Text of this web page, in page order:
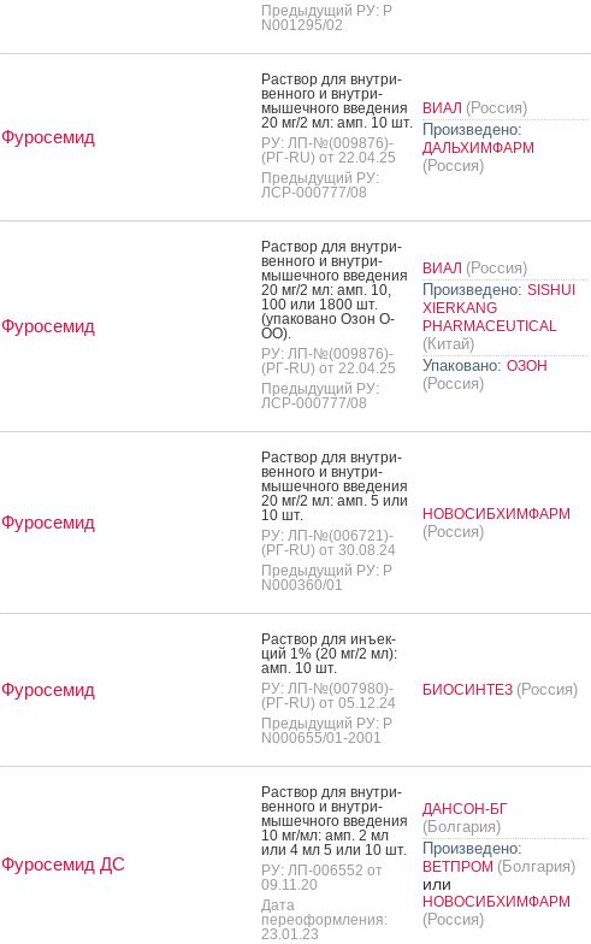
Предыдущий РУ: Р
N001295/02
Фуросемид
Рас­твор для внут­ри­
вен­но­го и внут­ри­
мышеч­но­го вве­дения
20 мг/2 мл: амп. 10 шт.
РУ: ЛП-№(009876)-
(РГ-RU) от 22.04.25
Предыдущий РУ:
ЛСР-000777/08
ВИАЛ (Россия)
Произведено:
ДАЛЬХИМФАРМ
(Россия)
Фуросемид
Рас­твор для внут­ри­
вен­но­го и внут­ри­
мышеч­но­го вве­дения
20 мг/2 мл: амп. 10,
100 или 1800 шт.
(упа­кова­но Озон О­
ОО).
РУ: ЛП-№(009876)-
(РГ-RU) от 22.04.25
Предыдущий РУ:
ЛСР-000777/08
ВИАЛ (Россия)
Произведено: SISHUI
XIERKANG
PHARMACEUTICAL
(Китай)
Упаковано: ОЗОН
(Россия)
Фуросемид
Рас­твор для внут­ри­
вен­но­го и внут­ри­
мышеч­но­го вве­дения
20 мг/2 мл: амп. 5 или
10 шт.
РУ: ЛП-№(006721)-
(РГ-RU) от 30.08.24
Предыдущий РУ: Р
N000360/01
НОВОСИБХИМФАРМ
(Россия)
Фуросемид
Рас­твор для инъ­ек­
ций 1% (20 мг/2 мл):
амп. 10 шт.
РУ: ЛП-№(007980)-
(РГ-RU) от 05.12.24
Предыдущий РУ: Р
N000655/01-2001
БИОСИНТЕЗ (Россия)
Фуросемид ДС
Рас­твор для внут­ри­
вен­но­го и внут­ри­
мышеч­но­го вве­дения
10 мг/мл: амп. 2 мл
или 4 мл 5 или 10 шт.
РУ: ЛП-006552 от
09.11.20
Дата
переоформления:
23.01.23
ДАНСОН-БГ
(Болгария)
Произведено:
ВЕТПРОМ (Болгария)
или
НОВОСИБХИМФАРМ
(Россия)